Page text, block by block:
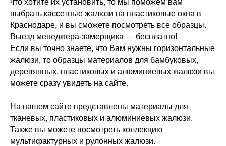
что хотите их установить, то мы поможем вам
выбрать кассетные жалюзи на пластиковые окна в
Краснодаре, и вы сможете посмотреть все образцы.
Выезд менеджера-замерщика — бесплатно!
Если вы точно знаете, что Вам нужны горизонтальные
жалюзи, то образцы материалов для бамбуковых,
деревянных, пластиковых и алюминиевых жалюзи вы
можете сразу увидеть на сайте.
На нашем сайте представлены материалы для
тканевых, пластиковых и алюминиевых жалюзи.
Также вы можете посмотреть коллекцию
мультифактурных и рулонных жалюзи.